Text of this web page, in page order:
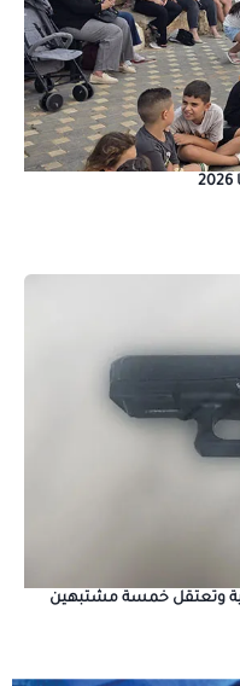
وتعتقل خمسة مشتبهين